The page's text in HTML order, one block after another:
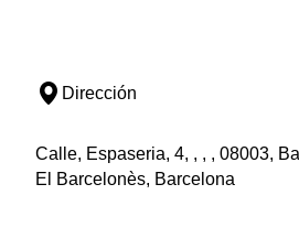
Dirección
Calle, Espaseria, 4, , , , 08003,
El Barcelonès, Barcelona